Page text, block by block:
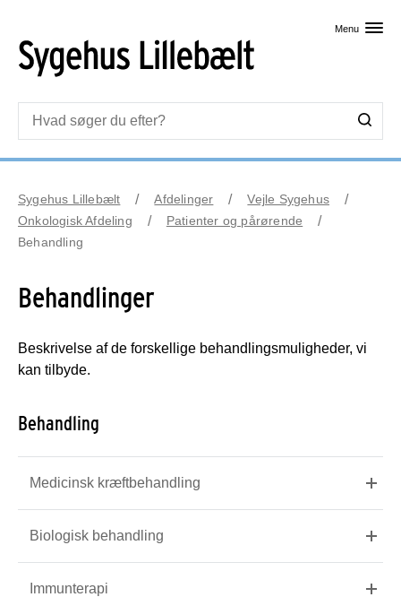
Menu
Sygehus Lillebælt Afdelinger
Vejle Sygehus
Onkologisk Afdeling
Patienter og pårørende
Behandling
Behandlinger
Beskrivelse af de forskellige behandlingsmuligheder, vi
kan tilbyde.
Behandling
Medicinsk kræftbehandling
Biologisk behandling
Immunterapi